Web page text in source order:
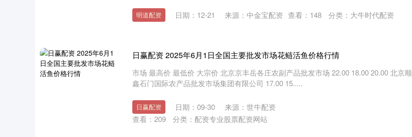
明道配资 日期：12-21 来源：中金宝配资 查看： 148 分类： 大牛时代配资
日赢配资 2025年6月1日全国主要批发市场花鲢活鱼价格行情
市场 最高价 最低价 大宗价 北京京丰岳各庄农副产品批发市场 22.00 18.00 20.00 北京顺
鑫石门国际农产品批发市场集团有限公司 17.00 15.....
日赢配资 日期：09-30
来源：世牛配资
查看： 209 分类： 配资专业股票配资网站